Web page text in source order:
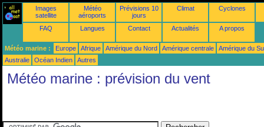
Images
satellite
Météo
aéroports
Prévisions 10
jours
Climat Cyclones
FAQ Langues Contact Actualités A propos
Météo marine : Europe Afrique Amérique du Nord Amérique centrale
Amérique du
Australie
Océan Indien Autres
Météo marine : prévision du vent